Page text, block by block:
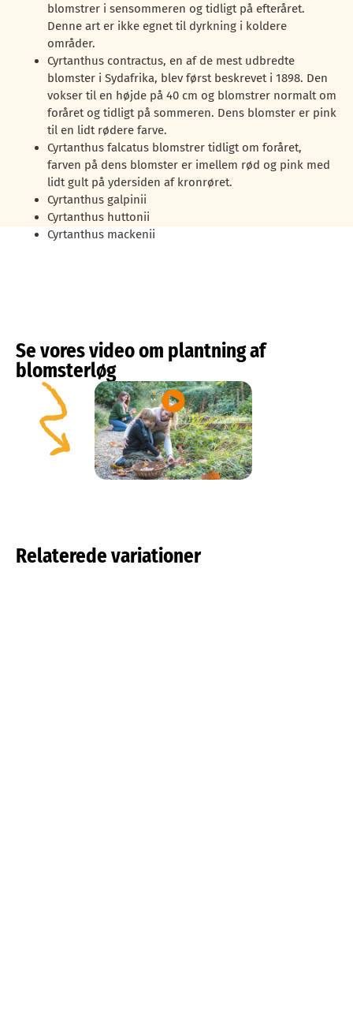
blomstrer i sensommeren og tidligt på efteråret.
Denne art er ikke egnet til dyrkning i koldere
områder.
Cyrtanthus contractus, en af de mest udbredte
blomster i Sydafrika, blev først beskrevet i 1898. Den
vokser til en højde på 40 cm og blomstrer normalt om
foråret og tidligt på sommeren. Dens blomster er pink
til en lidt rødere farve.
Cyrtanthus falcatus blomstrer tidligt om foråret,
farven på dens blomster er imellem rød og pink med
lidt gult på ydersiden af kronrøret.
Cyrtanthus galpinii
Cyrtanthus huttonii
Cyrtanthus mackenii
Se vores video om plantning af
blomsterløg
Relaterede variationer